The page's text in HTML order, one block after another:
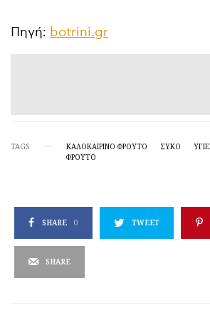
Πηγή: botrini.gr
TAGS ΚΑΛΟΚΑΙΡΙΝΌ ΦΡΟΎΤΟ ΣΎΚΟ
ΦΡΟΎΤΟ
SHARE 0 TWEET
SHARE